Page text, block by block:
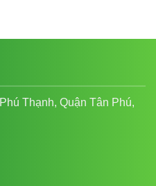
Thạnh, Quận Tân Phú,